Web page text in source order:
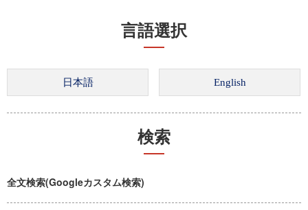
言語選択
検索
全文検索(Googleカスタム検索)